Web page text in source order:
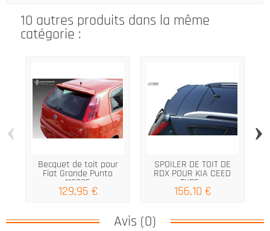
10 autres produits dans la même
catégorie :
Becquet de toit pour
Fiat Grande Punto
112005
129,95 €
SPOILER DE TOIT DE
RDX POUR KIA CEED
TYPE...
156,10 €
‹ ›
Avis (0)